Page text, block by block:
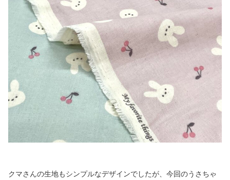
クマさんの生地もシンプルなデザインでしたが、今回のうさちゃ